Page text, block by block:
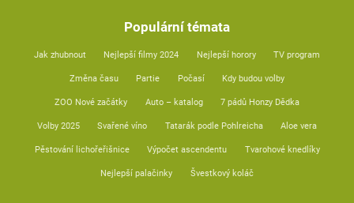
Populární témata
Jak zhubnout Nejlepší filmy 2024 Nejlepší horory TV program
Změna času Partie Počasí Kdy budou volby
ZOO Nové začátky Auto – katalog 7 pádů Honzy Dědka
Volby 2025 Svařené víno Tatarák podle Pohlreicha Aloe vera
Pěstování lichořeřišnice Výpočet ascendentu Tvarohové knedlíky
Nejlepší palačinky Švestkový koláč